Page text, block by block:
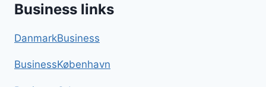
Business links
DanmarkBusiness
BusinessKøbenhavn